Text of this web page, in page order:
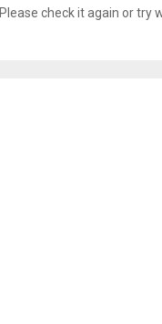
check it again or try